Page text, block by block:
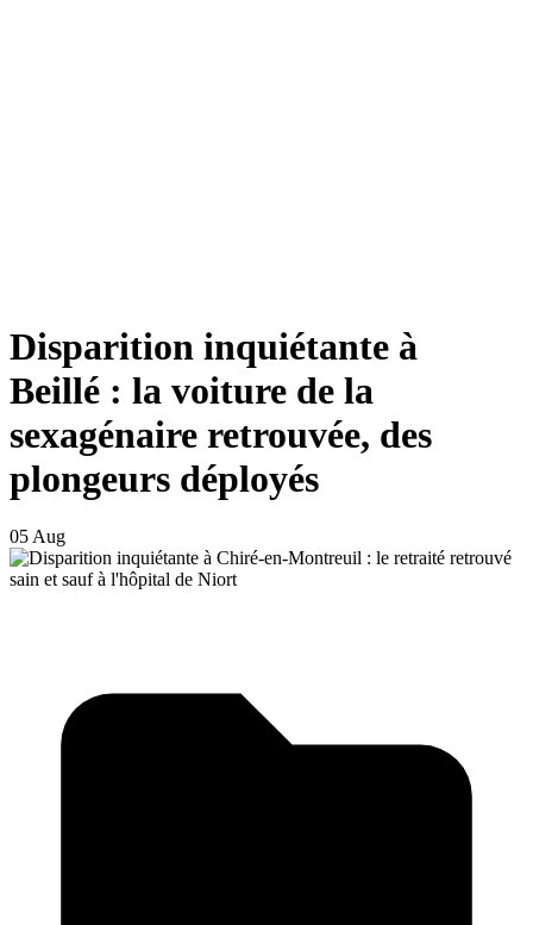
Disparition inquiétante à
Beillé : la voiture de la
sexagénaire retrouvée, des
plongeurs déployés
05 Aug